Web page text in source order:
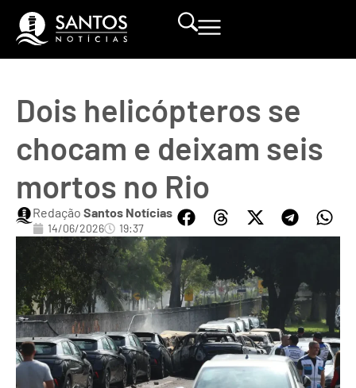
Dois helicópteros se
chocam e deixam seis
mortos no Rio
Redação Santos Notícias
14/06/2026 19:37